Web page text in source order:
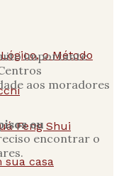
o Método
Feng Shui
sua casa
importante
aos moradores
ou
encontrar o